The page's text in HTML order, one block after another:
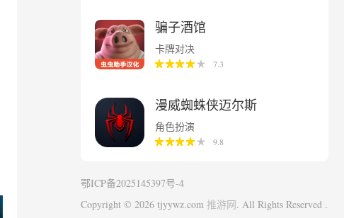
骗子酒馆
卡牌对决
7.3
漫威蜘蛛侠迈尔斯
角色扮演
9.8
鄂ICP备2025145397号-4
Copyright © 2026 tjyywz.com 推游网. All Rights Reserved .